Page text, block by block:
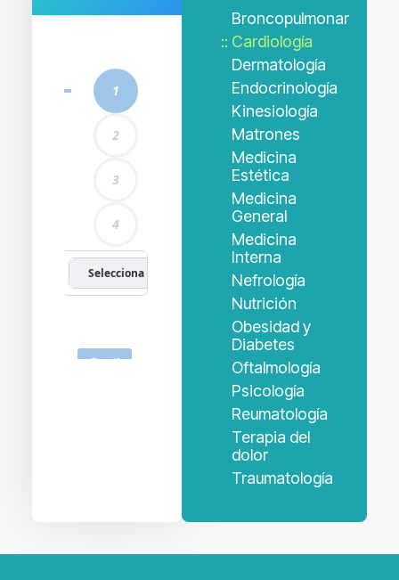
Broncopulmonar
Cardiología
Dermatología
Endocrinología
Kinesiología
Matrones
Medicina
Estética
Medicina
General
Medicina
Interna
Nefrología
Nutrición
Obesidad y
Diabetes
Oftalmología
Psicología
Reumatología
Terapia del
dolor
Traumatología